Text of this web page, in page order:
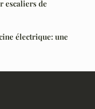
escaliers de
électrique: une